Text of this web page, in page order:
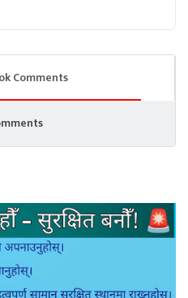
Comments